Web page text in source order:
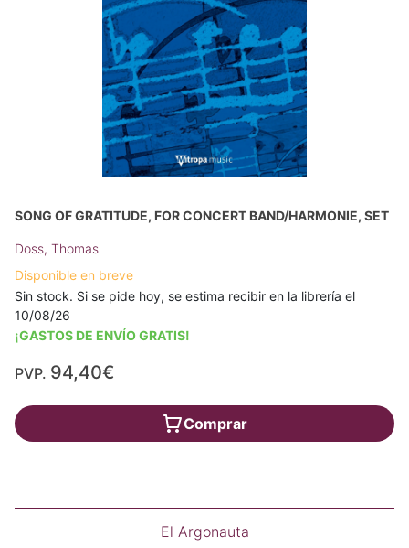
SONG OF GRATITUDE, FOR CONCERT BAND/HARMONIE, SET
Doss, Thomas
Disponible en breve
Sin stock. Si se pide hoy, se estima recibir en la librería el
10/08/26
¡GASTOS DE ENVÍO GRATIS!
PVP. 94,40€
Comprar
El Argonauta